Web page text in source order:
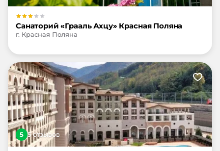
Санаторий «Грааль Ахцу» Красная Поляна
г. Красная Поляна
5 5отзывов